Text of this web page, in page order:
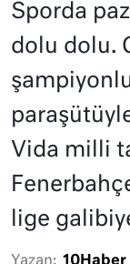
Sporda
dolu dolu.
Vida milli
lige